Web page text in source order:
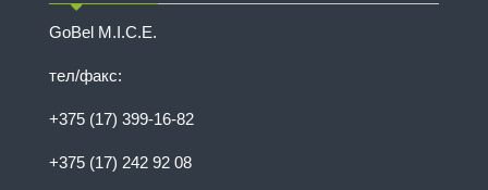
GoBel M.I.C.E.
тел/факс:
+375 (17) 399-16-82
+375 (17) 242 92 08